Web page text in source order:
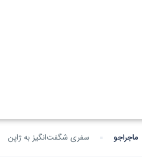
ماجراجو سفری شگفت‌انگیز به ژاپن